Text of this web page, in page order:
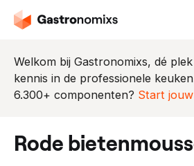
Welkom bij Gastronomixs, dé
kennis in de professionele
6.300+ componenten? Start
rode